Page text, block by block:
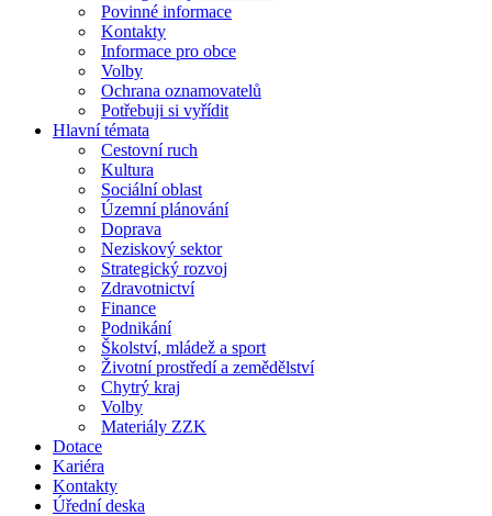
Povinné informace
Kontakty
Informace pro obce
Volby
Ochrana oznamovatelů
Potřebuji si vyřídit
Hlavní témata
Cestovní ruch
Kultura
Sociální oblast
Územní plánování
Doprava
Neziskový sektor
Strategický rozvoj
Zdravotnictví
Finance
Podnikání
Školství, mládež a sport
Životní prostředí a zemědělství
Chytrý kraj
Volby
Materiály ZZK
Dotace
Kariéra
Kontakty
Úřední deska